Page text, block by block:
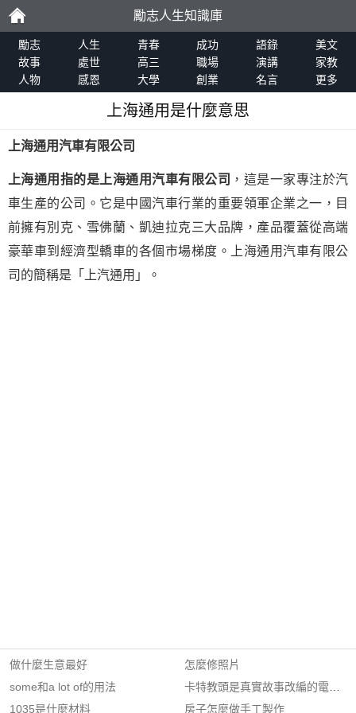
勵
志
勵志人生知識庫
勵志 人生 青春 成功 語錄
美文
故事
處世 高三 職場 演講
家教
人物
感恩 大學 創業 名言 更多
上海通用是什麼意思
上海通用汽車有限公司
上海通用指的是上海通用汽車有限公司 ，這是一家專注於汽
車生產的公司。它是中國汽車行業的重要領軍企業之一，目
前擁有別克、雪佛蘭、凱迪拉克三大品牌，產品覆蓋從高端
豪華車到經濟型轎車的各個市場梯度。上海通用汽車有限公
司的簡稱是「上汽通用」。
做什麼生意最好
some和a lot of的用法
1035是什麼材料
怎麼修照片
卡特教頭是真實故事改編的電影嗎
房子怎麼做手工製作